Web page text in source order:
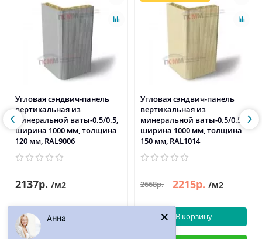
Угловая сэндвич-панель
вертикальная из
минеральной ваты-0.5/0.5,
ширина 1000 мм, толщина
120 мм, RAL9006
2137р. /м2
В корзину
Угловая сэндвич-панель
вертикальная из
минеральной ваты-0.5/0.5,
ширина 1000 мм, толщина
150 мм, RAL1014
2668р. 2215р. /м2
В корзину
Анна